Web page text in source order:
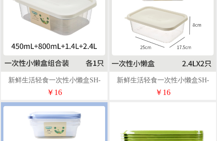
新鲜生活轻食一次性小懒盒SH-
7729
￥16
新鲜生活轻食一次性小懒盒SH-
7728
￥16